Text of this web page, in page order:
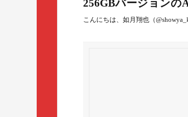
256GBバージョンの
こんにちは、如月翔也（